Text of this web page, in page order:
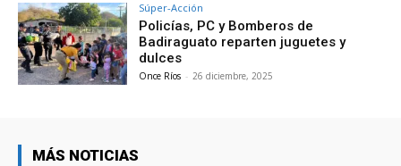
Súper-Acción
Policías, PC y Bomberos de
Badiraguato reparten juguetes y
dulces
Once Ríos - 26 diciembre, 2025
MÁS NOTICIAS